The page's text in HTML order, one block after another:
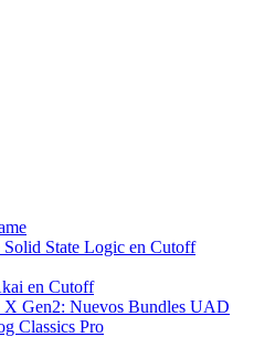
Solid State Logic en Cutoff
en Cutoff
Gen2: Nuevos Bundles UAD
Classics Pro